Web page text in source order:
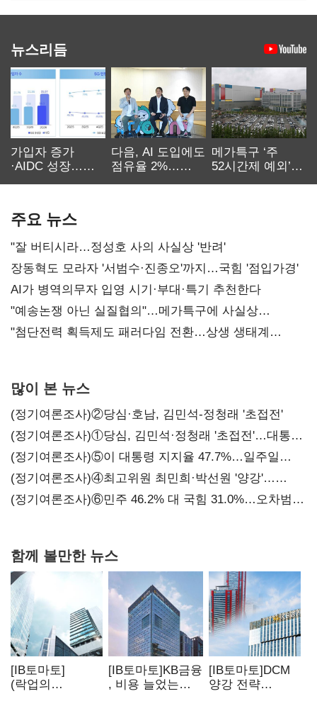
뉴스리듬
가입자 증가
·AIDC 성장…
다음, AI 도입에도
점유율 2%…
메가특구 ‘주
52시간제 예외’
주요 뉴스
"잘 버티시라…정성호 사의 사실상 '반려'
장동혁도 모라자 '서범수·진종오'까지…국힘 '점입가경'
AI가 병역의무자 입영 시기·부대·특기 추천한다
"예송논쟁 아닌 실질협의"…메가특구에 사실상
'노동유연화'
"첨단전력 획득제도 패러다임 전환…상생 생태계
많이 본 뉴스
(정기여론조사)②당심·호남, 김민석-정청래 '초접전'
(정기여론조사)①당심, 김민석·정청래 '초접전'…대통령
지지도 '50% 아래로'(종합)
(정기여론조사)⑤이 대통령 지지율 47.7%…일주일
만에 다시 40%대
(정기여론조사)④최고위원 최민희·박선원 '양강'…
서미화·이성윤·임미애 뒤이어
(정기여론조사)⑥민주 46.2% 대 국힘 31.0%…오차범위
함께 볼만한 뉴스
[IB토마토]
(락업의
[IB토마토]KB금융
, 비용 늘었는데
[IB토마토]DCM
양강 전략